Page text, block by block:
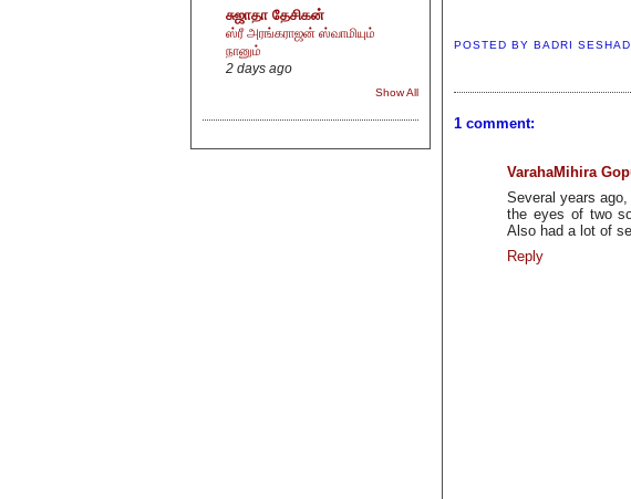
சுஜாதா தேசிகன்
ஸ்ரீ அரங்கராஜன் ஸ்வாமியும்
நானும்
2 days ago
Show All
POSTED BY BADRI
1 comment:
VarahaMihira
Several years
the eyes of two
Also had a lot of
Reply